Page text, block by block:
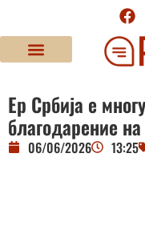
Ер Србија е
благодарение
06/06/2026 13:25